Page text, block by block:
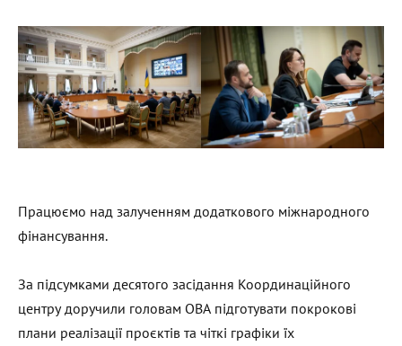
Працюємо над залученням додаткового міжнародного
фінансування.
За підсумками десятого засідання Координаційного
центру доручили головам ОВА підготувати покрокові
плани реалізації проєктів та чіткі графіки їх